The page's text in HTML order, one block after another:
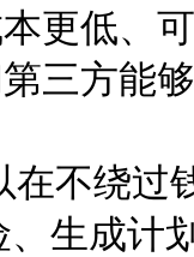
更低、
三方能
绕过钱
生成计